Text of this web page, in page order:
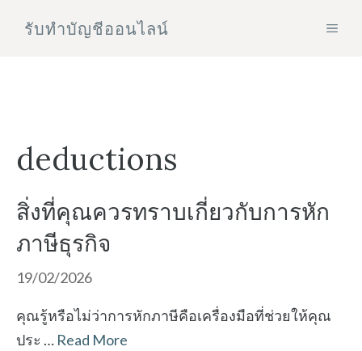
รับทําบัญชีออนไลน์
deductions
สิ่งที่คุณควรทราบเกี่ยวกับการหัก
ภาษีธุรกิจ
19/02/2026
คุณรู้หรือไม่ว่าการหักภาษีคือเครื่องมือที่ช่วยให้คุณ
ประ … Read More